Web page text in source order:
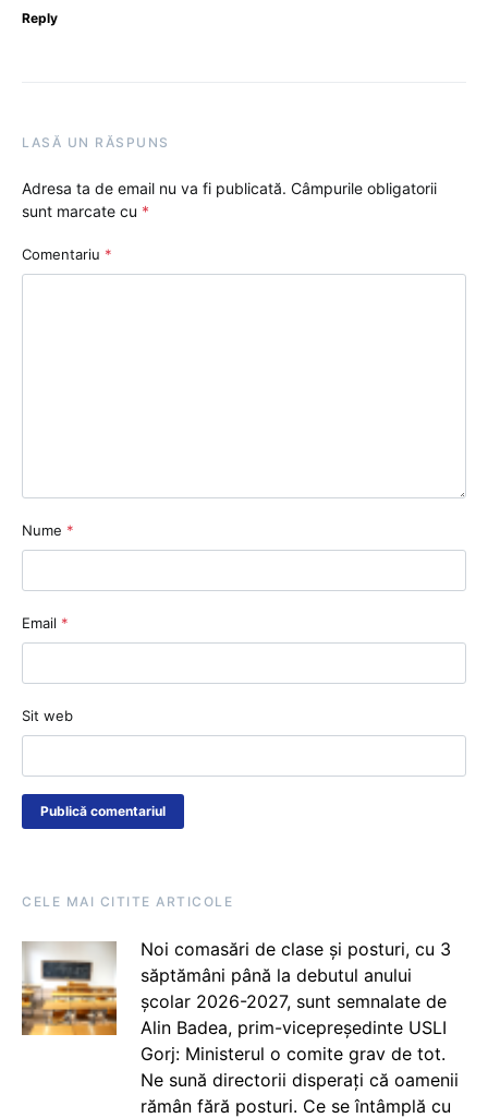
Reply
LASĂ UN RĂSPUNS
Adresa ta de email nu va fi publicată. Câmpurile obligatorii
sunt marcate cu *
Comentariu *
Nume *
Email *
Sit web
CELE MAI CITITE ARTICOLE
Noi comasări de clase și posturi, cu 3
săptămâni până la debutul anului
școlar 2026-2027, sunt semnalate de
Alin Badea, prim-vicepreședinte USLI
Gorj: Ministerul o comite grav de tot.
Ne sună directorii disperați că oamenii
rămân fără posturi. Ce se întâmplă cu